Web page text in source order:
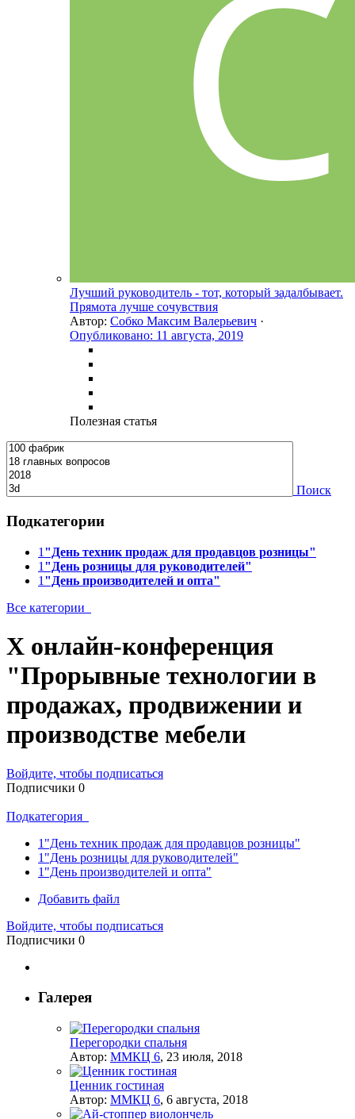
Лучший руководитель - тот, который задалбывает.
Прямота лучше сочувствия
Автор: Собко Максим Валерьевич ·
Опубликовано: 11 августа, 2019
Полезная статья
Поиск
Подкатегории
1 "День техник продаж для продавцов розницы"
1 "День розницы для руководителей"
1 "День производителей и опта"
Все категории
X онлайн-конференция
"Прорывные технологии в
продажах, продвижении и
производстве мебели
Войдите, чтобы подписаться
Подписчики 0
Подкатегория
1 "День техник продаж для продавцов розницы"
1 "День розницы для руководителей"
1 "День производителей и опта"
Добавить файл
Войдите, чтобы подписаться
Подписчики 0
Галерея
Перегородки спальня
Автор: ММКЦ 6, 23 июля, 2018
Ценник гостиная
Автор: ММКЦ 6, 6 августа, 2018